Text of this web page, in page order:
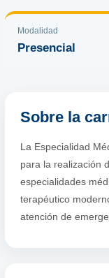
Modalidad
Presencial
Sobre la
La Especialidad
para la realización
especialidades
terapéutico
atención de